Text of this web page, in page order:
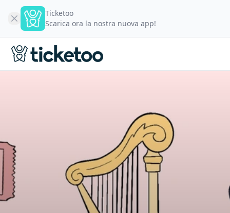
Ticketoo
Scarica ora la nostra nuova app!